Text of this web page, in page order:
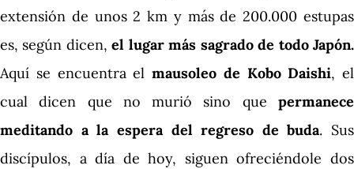
extensión de unos 2 km y más de 200.000 estupas
es, según dicen,el lugar más sagrado de todo Japón.
Aquí se encuentra el mausoleo de Kobo Daishi, el
cual dicen que no murió sino que permanece
meditando a la espera del regreso de buda. Sus
discípulos, a día de hoy, siguen ofreciéndole dos